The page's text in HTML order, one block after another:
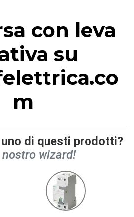
con leva
su
m
di questi prodotti?
nostro wizard!